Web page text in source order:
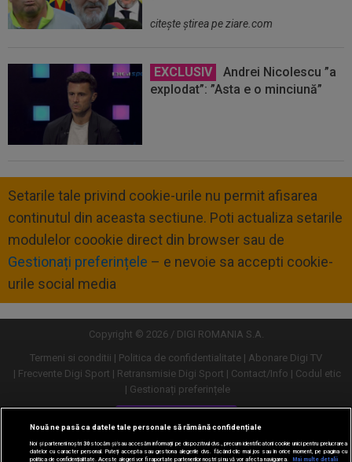
citeşte ştirea pe ziare.com
EXCLUSIV
Andrei Nicolescu ”a
explodat”: ”Asta e o minciună”
Setarile tale privind cookie-urile nu permit afisarea
continutul din aceasta sectiune. Poti actualiza setarile
modulelor coookie direct din browser sau de
Gestionați preferințele – e nevoie sa accepti cookie-
urile social media
Copyright © 2026 / DIGI ROMANIA S.A.
Termeni si conditii
Politica de confidentialitate
Abonare Digi TV
Frecvente Digi Sport
Retransmisie Digi Sport Contact/Info
Codul etic
Gestionați preferințele
Versiune desktop
Nouă ne pasă ca datele tale personale să rămână confidențiale
Noi și partenerii noștri30stocăm și/sau accesăm informații pe dispozitivul dvs., precum identificatorii cookie unici pentru prelucrarea
datelor cu caracter personal. Puteți accepta sau gestiona alegerile dvs. făcând clic mai jos sau în orice moment, pe pagina cu
politica de confidențialitate. Aceste alegeri vor fi raportate partenerilor noștri și nu vă vor afecta navigarea.
Mai multe detalii